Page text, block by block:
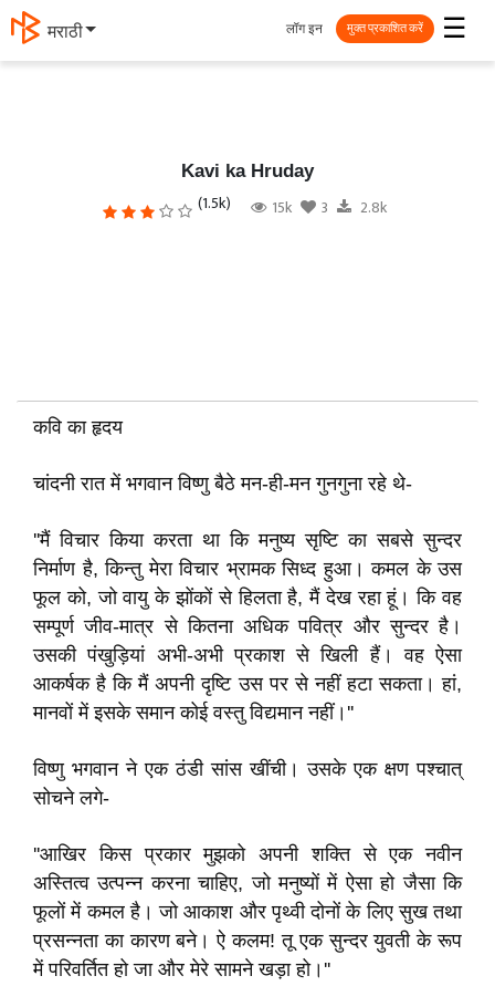
मराठी ☰
लॉग इन मुक्त प्रकाशित करें
Kavi ka Hruday
(1.5k) 15k 3 2.8k
कवि का हृदय
चांदनी रात में भगवान विष्णु बैठे मन-ही-मन गुनगुना रहे थे-
''मैं विचार किया करता था कि मनुष्य सृष्टि का सबसे सुन्दर
निर्माण है, किन्तु मेरा विचार भ्रामक सिध्द हुआ। कमल के उस
फूल को, जो वायु के झोंकों से हिलता है, मैं देख रहा हूं। कि वह
सम्पूर्ण जीव-मात्र से कितना अधिक पवित्र और सुन्दर है।
उसकी पंखुड़ियां अभी-अभी प्रकाश से खिली हैं। वह ऐसा
आकर्षक है कि मैं अपनी दृष्टि उस पर से नहीं हटा सकता। हां,
मानवों में इसके समान कोई वस्तु विद्यमान नहीं।''
विष्णु भगवान ने एक ठंडी सांस खींची। उसके एक क्षण पश्चात्
सोचने लगे-
''आखिर किस प्रकार मुझको अपनी शक्ति से एक नवीन
अस्तित्व उत्पन्न करना चाहिए, जो मनुष्यों में ऐसा हो जैसा कि
फूलों में कमल है। जो आकाश और पृथ्वी दोनों के लिए सुख तथा
प्रसन्नता का कारण बने। ऐ कलम! तू एक सुन्दर युवती के रूप
में परिवर्तित हो जा और मेरे सामने खड़ा हो।''